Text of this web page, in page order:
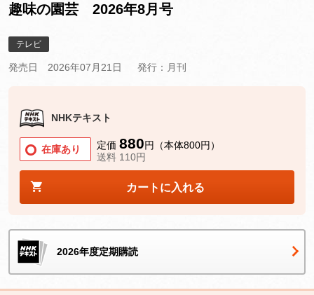
趣味の園芸 2026年8月号
テレビ
発売日 2026年07月21日 発行：月刊
NHKテキスト
在庫あり 定価 880円（本体800円）
送料 110円
カートに入れる
2026年度定期購読